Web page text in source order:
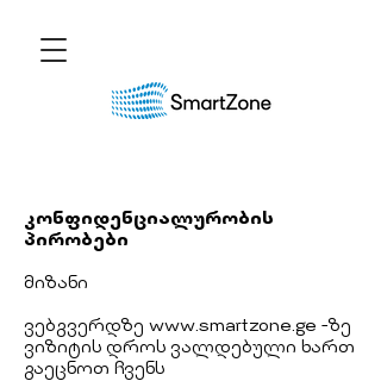
კონფიდენციალურობის
პირობები
მიზანი
ვებგვერდზე www.smartzone.ge -ზე
ვიზიტის დროს ვალდებული ხართ
გაეცნოთ ჩვენს